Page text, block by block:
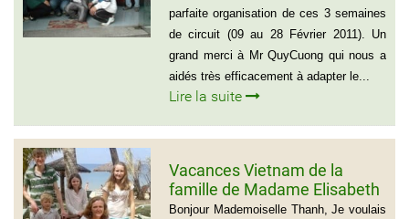
parfaite organisation de ces 3 semaines
de circuit (09 au 28 Février 2011). Un
grand merci à Mr QuyCuong qui nous a
aidés très efficacement à adapter le...
Lire la suite
Vacances Vietnam de la
famille de Madame Elisabeth
DE LAUBESPIN (6 personnes)
Bonjour Mademoiselle Thanh, Je voulais